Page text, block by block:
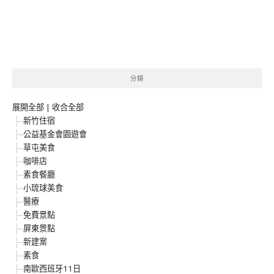
分類
展開全部 | 收合全部
新竹住宿
公益基金會園遊會
草屯美食
咖啡店
素食餐廳
小琉球美食
醫療
免費景點
屏東景點
新建案
素食
南歐西班牙11日